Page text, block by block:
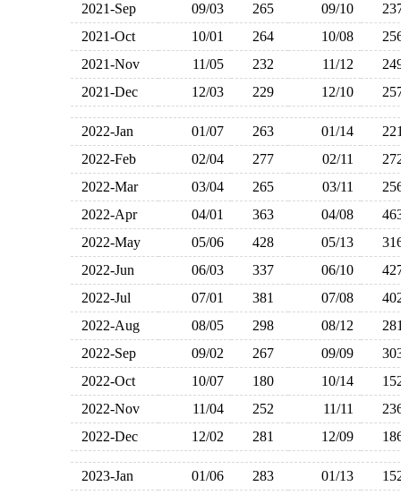
2021-Sep
09/03 265 09/10
2021-Oct
10/01 264 10/08
2021-Nov
11/05 232 11/12
2021-Dec
12/03 229 12/10
2022-Jan 01/07 263 01/14
2022-Feb
02/04 277 02/11
2022-Mar
03/04 265 03/11
2022-Apr
04/01 363 04/08
2022-May
05/06 428 05/13
2022-Jun
06/03 337 06/10
2022-Jul
07/01 381 07/08
2022-Aug
08/05 298 08/12
2022-Sep
09/02 267 09/09
2022-Oct
10/07 180 10/14
2022-Nov
11/04 252 11/11
2022-Dec
12/02 281 12/09
2023-Jan 01/06 283 01/13